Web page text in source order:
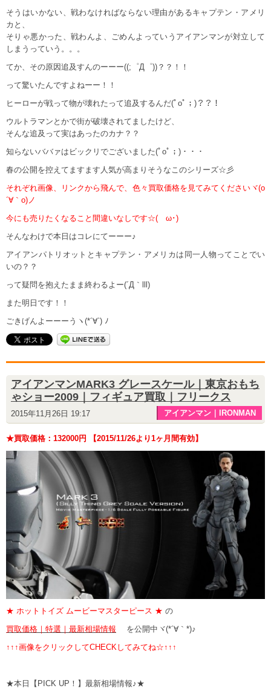
そうはいかない、戦わなければならない理由があるキャプテン・アメリ
カと、
そりゃ悪かった、戦わんよ、ごめんよっていうアイアンマンが対立して
しまうっていう。。。
てか、その原因追及すんのーーー((;゜Д゜))？？！！
って驚いたんですよねーー！！
ヒーローが戦って物が壊れたって追及するんだ(ﾟoﾟ；)？？！
ウルトラマンとかで街が破壊されてましたけど、
そんな追及って実はあったのカナ？？
知らないババァはビックリでございました(ﾟoﾟ；)・・・
春の公開を控えてますます人気が高まりそうなこのシリーズ☆彡
それぞれ画像、リンクから飛んで、色々買取価格を見てみてくださいヾ(o
´∀｀o)ノ
今にも売りたくなること間違いなしです☆(ゝω･)
そんなわけで本日はコレにてーーー♪
アイアンパトリオットとキャプテン・アメリカは同一人物ってことでい
いの？？
って疑問を抱えたまま終わるよー(´Д｀lll)
また明日です！！
ごきげんよーーーうヽ(*´∀`) ﾉ
アイアンマンMARK3 グレースケール｜東京おもち
ゃショー2009｜フィギュア買取｜フリークス
2015年11月26日 19:17 アイアンマン｜IRONMAN
★買取価格：132000円 【2015/11/26より1ヶ月間有効】
★ ホットトイズ ムービーマスターピース ★ の
買取価格｜特選｜最新相場情報
を公開中ヾ(*´∀｀*)♪
↑↑↑画像をクリックしてCHECKしてみてね☆↑↑↑
★本日【PICK UP！】最新相場情報♪★